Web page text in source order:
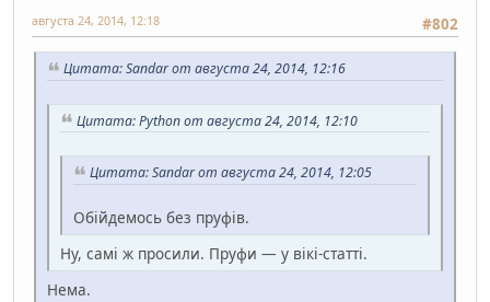
#802
августа 24, 2014, 12:18
Цитата: Sandar от августа 24, 2014, 12:16
Цитата: Python от августа 24, 2014, 12:10
Цитата: Sandar от августа 24, 2014, 12:05
Обійдемось без пруфів.
Ну, самі ж просили. Пруфи — у вікі-статті.
Нема.